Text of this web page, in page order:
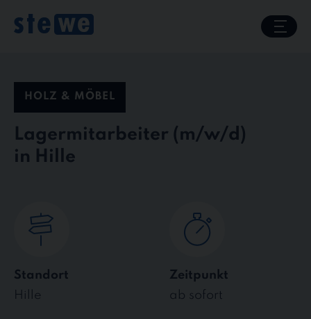
content
HOLZ & MÖBEL
Lagermitarbeiter
in Hille
Standort
Hille
Zeitpunkt
ab sofort